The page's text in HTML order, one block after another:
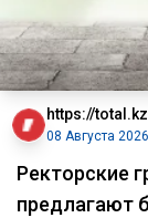
https://total.kz
08 Августа
Ректорские
предлагают